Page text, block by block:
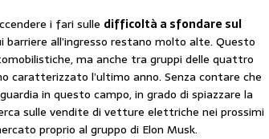
i fari sulle difficoltà a sfondare sul
barriere all’ingresso restano molto alte. Questo
ma anche tra gruppi delle quattro
caratterizzato l’ultimo anno. Senza contare che
in questo campo, in grado di spiazzare la
sulle vendite di vetture elettriche nei prossimi
proprio al gruppo di Elon Musk.